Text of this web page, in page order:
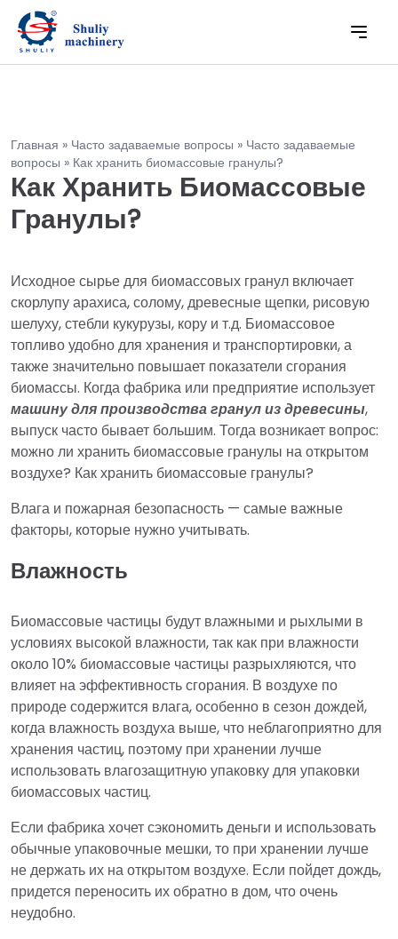
Главная » Часто задаваемые вопросы » Часто задаваемые
вопросы » Как хранить биомассовые гранулы?
Как Хранить Биомассовые
Гранулы?
Исходное сырье для биомассовых гранул включает
скорлупу арахиса, солому, древесные щепки, рисовую
шелуху, стебли кукурузы, кору и т.д. Биомассовое
топливо удобно для хранения и транспортировки, а
также значительно повышает показатели сгорания
биомассы. Когда фабрика или предприятие использует
машину для производства гранул из древесины,
выпуск часто бывает большим. Тогда возникает вопрос:
можно ли хранить биомассовые гранулы на открытом
воздухе? Как хранить биомассовые гранулы?
Влага и пожарная безопасность — самые важные
факторы, которые нужно учитывать.
Влажность
Биомассовые частицы будут влажными и рыхлыми в
условиях высокой влажности, так как при влажности
около 10% биомассовые частицы разрыхляются, что
влияет на эффективность сгорания. В воздухе по
природе содержится влага, особенно в сезон дождей,
когда влажность воздуха выше, что неблагоприятно для
хранения частиц, поэтому при хранении лучше
использовать влагозащитную упаковку для упаковки
биомассовых частиц.
Если фабрика хочет сэкономить деньги и использовать
обычные упаковочные мешки, то при хранении лучше
не держать их на открытом воздухе. Если пойдет дождь,
придется переносить их обратно в дом, что очень
неудобно.